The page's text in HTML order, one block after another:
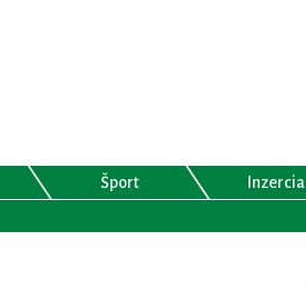
Šport Inzercia